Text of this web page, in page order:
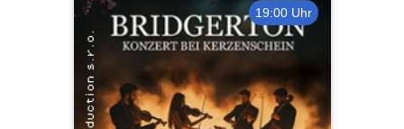
19:00 Uhr